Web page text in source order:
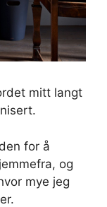
mitt langt
for å
og
mye jeg